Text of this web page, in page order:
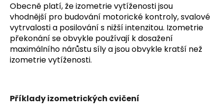
Obecně platí, že izometrie vytíženosti jsou
vhodnější pro budování motorické kontroly, svalové
vytrvalosti a posilování s nižší intenzitou. Izometrie
překonání se obvykle používají k dosažení
maximálního nárůstu síly a jsou obvykle kratší než
izometrie vytíženosti.
Příklady izometrických cvičení